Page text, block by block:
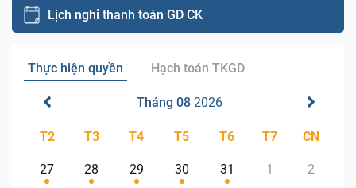
Lịch nghỉ thanh toán GD CK
Thực hiện quyền Hạch toán TKGD
Tháng 08 2026
T2 T3 T4 T5 T6 T7 CN
27 28 29 30 31 1 2